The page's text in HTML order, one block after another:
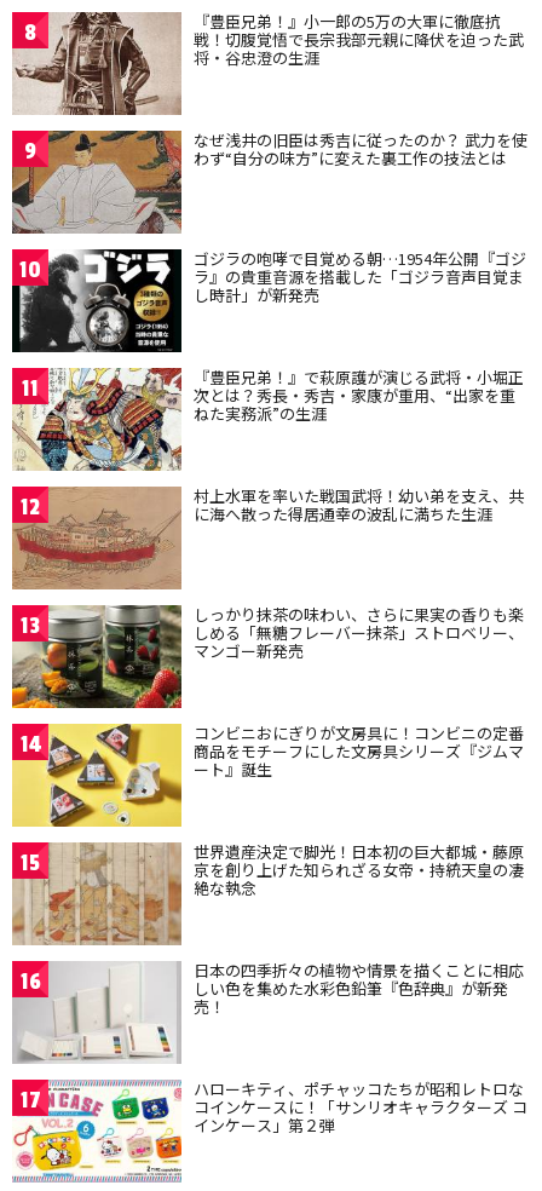
8 『豊臣兄弟！』小一郎の5万の大軍に徹底抗
戦！切腹覚悟で長宗我部元親に降伏を迫った武
将・谷忠澄の生涯
9 なぜ浅井の旧臣は秀吉に従ったのか？ 武力を使
わず“自分の味方”に変えた裏工作の技法とは
10 ゴジラの咆哮で目覚める朝…1954年公開『ゴジ
ラ』の貴重音源を搭載した「ゴジラ音声目覚ま
し時計」が新発売
11 『豊臣兄弟！』で萩原護が演じる武将・小堀正
次とは？秀長・秀吉・家康が重用、“出家を重
ねた実務派”の生涯
12 村上水軍を率いた戦国武将！幼い弟を支え、共
に海へ散った得居通幸の波乱に満ちた生涯
13 しっかり抹茶の味わい、さらに果実の香りも楽
しめる「無糖フレーバー抹茶」ストロベリー、
マンゴー新発売
14 コンビニおにぎりが文房具に！コンビニの定番
商品をモチーフにした文房具シリーズ『ジムマ
ート』誕生
15 世界遺産決定で脚光！日本初の巨大都城・藤原
京を創り上げた知られざる女帝・持統天皇の凄
絶な執念
16 日本の四季折々の植物や情景を描くことに相応
しい色を集めた水彩色鉛筆『色辞典』が新発
売！
17 ハローキティ、ポチャッコたちが昭和レトロな
コインケースに！「サンリオキャラクターズ コ
インケース」第２弾